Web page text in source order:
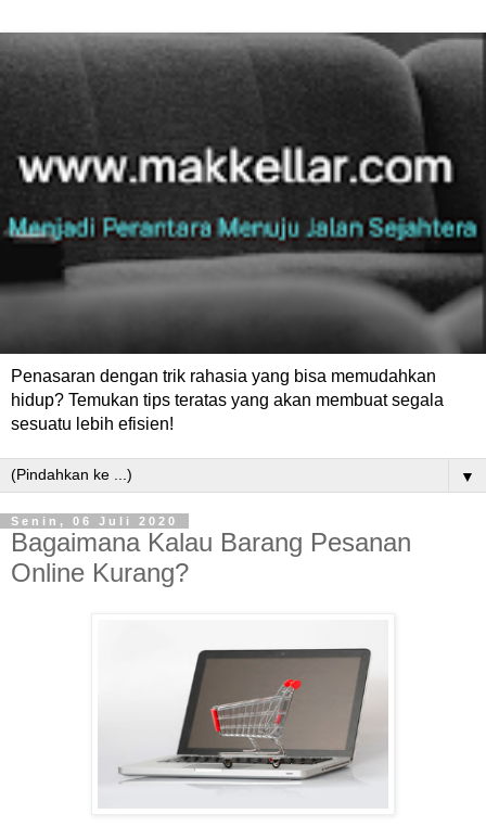
Penasaran dengan trik rahasia yang bisa memudahkan
hidup? Temukan tips teratas yang akan membuat segala
sesuatu lebih efisien!
▼
Senin, 06 Juli 2020
Bagaimana Kalau Barang Pesanan
Online Kurang?